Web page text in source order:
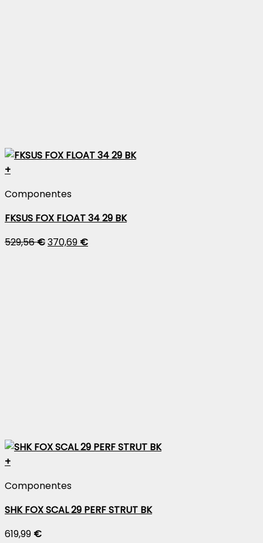
+
Componentes
FKSUS FOX FLOAT 34 29 BK
529,56€370,69 €
+
Componentes
SHK FOX SCAL 29 PERF STRUT BK
619,99 €